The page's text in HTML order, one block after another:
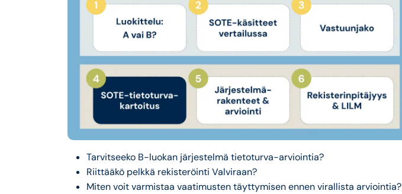
Tarvitseeko B-luokan järjestelmä tietoturva-arviointia?
Riittääkö pelkkä rekisteröinti Valviraan?
Miten voit varmistaa vaatimusten täyttymisen ennen virallista arviointia?